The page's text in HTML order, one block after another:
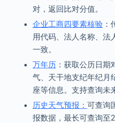
对，返回比对分值。
企业工商四要素核验：
用代码、法人名称、法
一致。
万年历：获取公历日期
气、天干地支纪年纪月
座等信息。支持查询未
历史天气预报： 可查询
报数据，最长可查询至